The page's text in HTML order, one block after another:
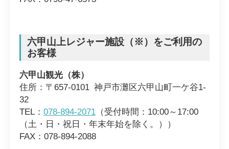
六甲山上レジャー施設（※）をご利用の
お客様
六甲山観光（株）
住所：〒657-0101 神戸市灘区六甲山町一ケ谷1-
32
TEL： 078-894-2071（受付時間：10:00～17:00
（土・日・祝日・年末年始を除く。））
FAX：078-894-2088